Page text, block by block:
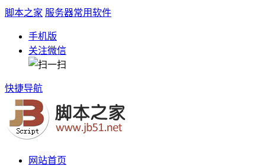
脚本之家 服务器常用软件
手机版
关注微信
快捷导航
网站首页